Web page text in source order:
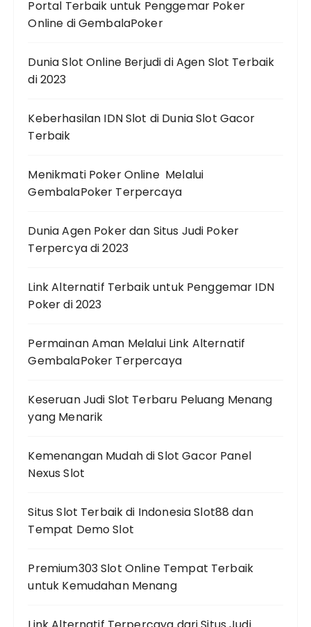
Portal Terbaik untuk Penggemar Poker
Online di GembalaPoker
Dunia Slot Online Berjudi di Agen Slot Terbaik
di 2023
Keberhasilan IDN Slot di Dunia Slot Gacor
Terbaik
Menikmati Poker Online Melalui
GembalaPoker Terpercaya
Dunia Agen Poker dan Situs Judi Poker
Terpercya di 2023
Link Alternatif Terbaik untuk Penggemar IDN
Poker di 2023
Permainan Aman Melalui Link Alternatif
GembalaPoker Terpercaya
Keseruan Judi Slot Terbaru Peluang Menang
yang Menarik
Kemenangan Mudah di Slot Gacor Panel
Nexus Slot
Situs Slot Terbaik di Indonesia Slot88 dan
Tempat Demo Slot
Premium303 Slot Online Tempat Terbaik
untuk Kemudahan Menang